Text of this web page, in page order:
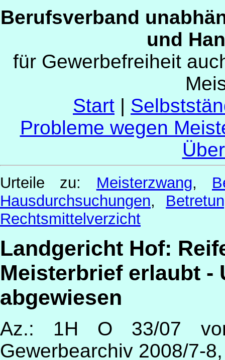
Berufsverband
und
für Gewerbefreiheit
Start |
Probleme wegen
Urteile zu: Meisterzwang,
Hausdurchsuchungen,
Rechtsmittelverzicht
Landgericht Hof:
Meisterbrief erlaubt -
abgewiesen
Az.: 1H O 33/07
Gewerbearchiv 2008/7-